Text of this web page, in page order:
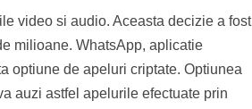
video si audio. Aceasta decizie a fost
milioane. WhatsApp, aplicatie
optiune de apeluri criptate. Optiunea
auzi astfel apelurile efectuate prin